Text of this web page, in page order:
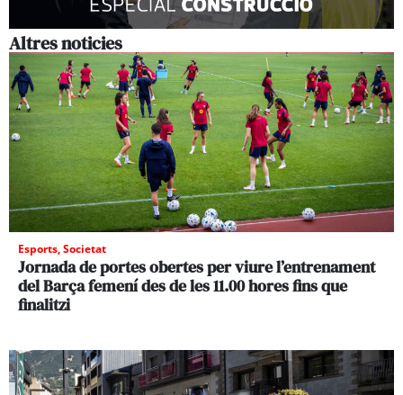
Altres noticies
Esports,Societat
Jornada de portes obertes per viure l’entrenament
del Barça femení des de les 11.00 hores fins que
finalitzi